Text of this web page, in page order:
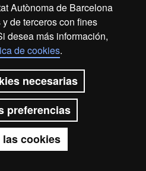
Autònoma de Barcelona
de terceros con fines
desea más información,
de cookies.
necesarias
preferencias
cookies
Tienes dudas?
Mapa del web UAB
Autònoma de